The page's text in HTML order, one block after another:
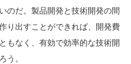
のだ。製品開発と技術開発の間
り出すことができれば、開発費
もなく、有効で効率的な技術開
う。